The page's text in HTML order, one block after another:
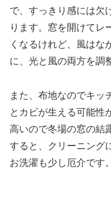
で、すっきり感には欠
ります。窓を開けてレ
くなるけれど、風はな
に、光と風の両方を調
また、布地なのでキッ
とカビが生える可能性
高いので冬場の窓の結
すると、クリーニング
お洗濯も少し厄介です。